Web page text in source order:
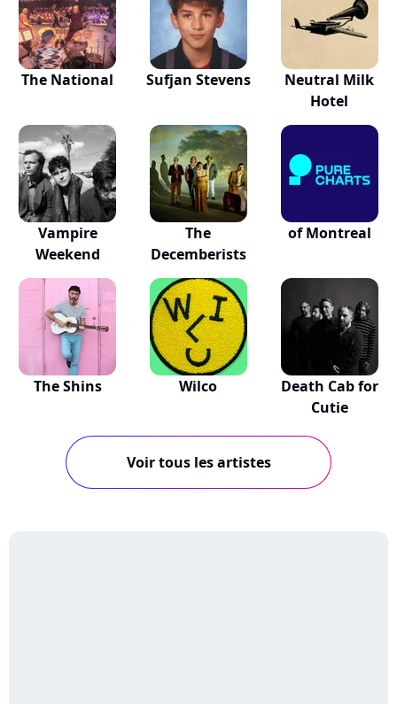
The National Sufjan Stevens
Neutral Milk
Hotel
Vampire
Weekend
The
Decemberists
of Montreal
The Shins Wilco
Death Cab for
Cutie
Voir tous les artistes